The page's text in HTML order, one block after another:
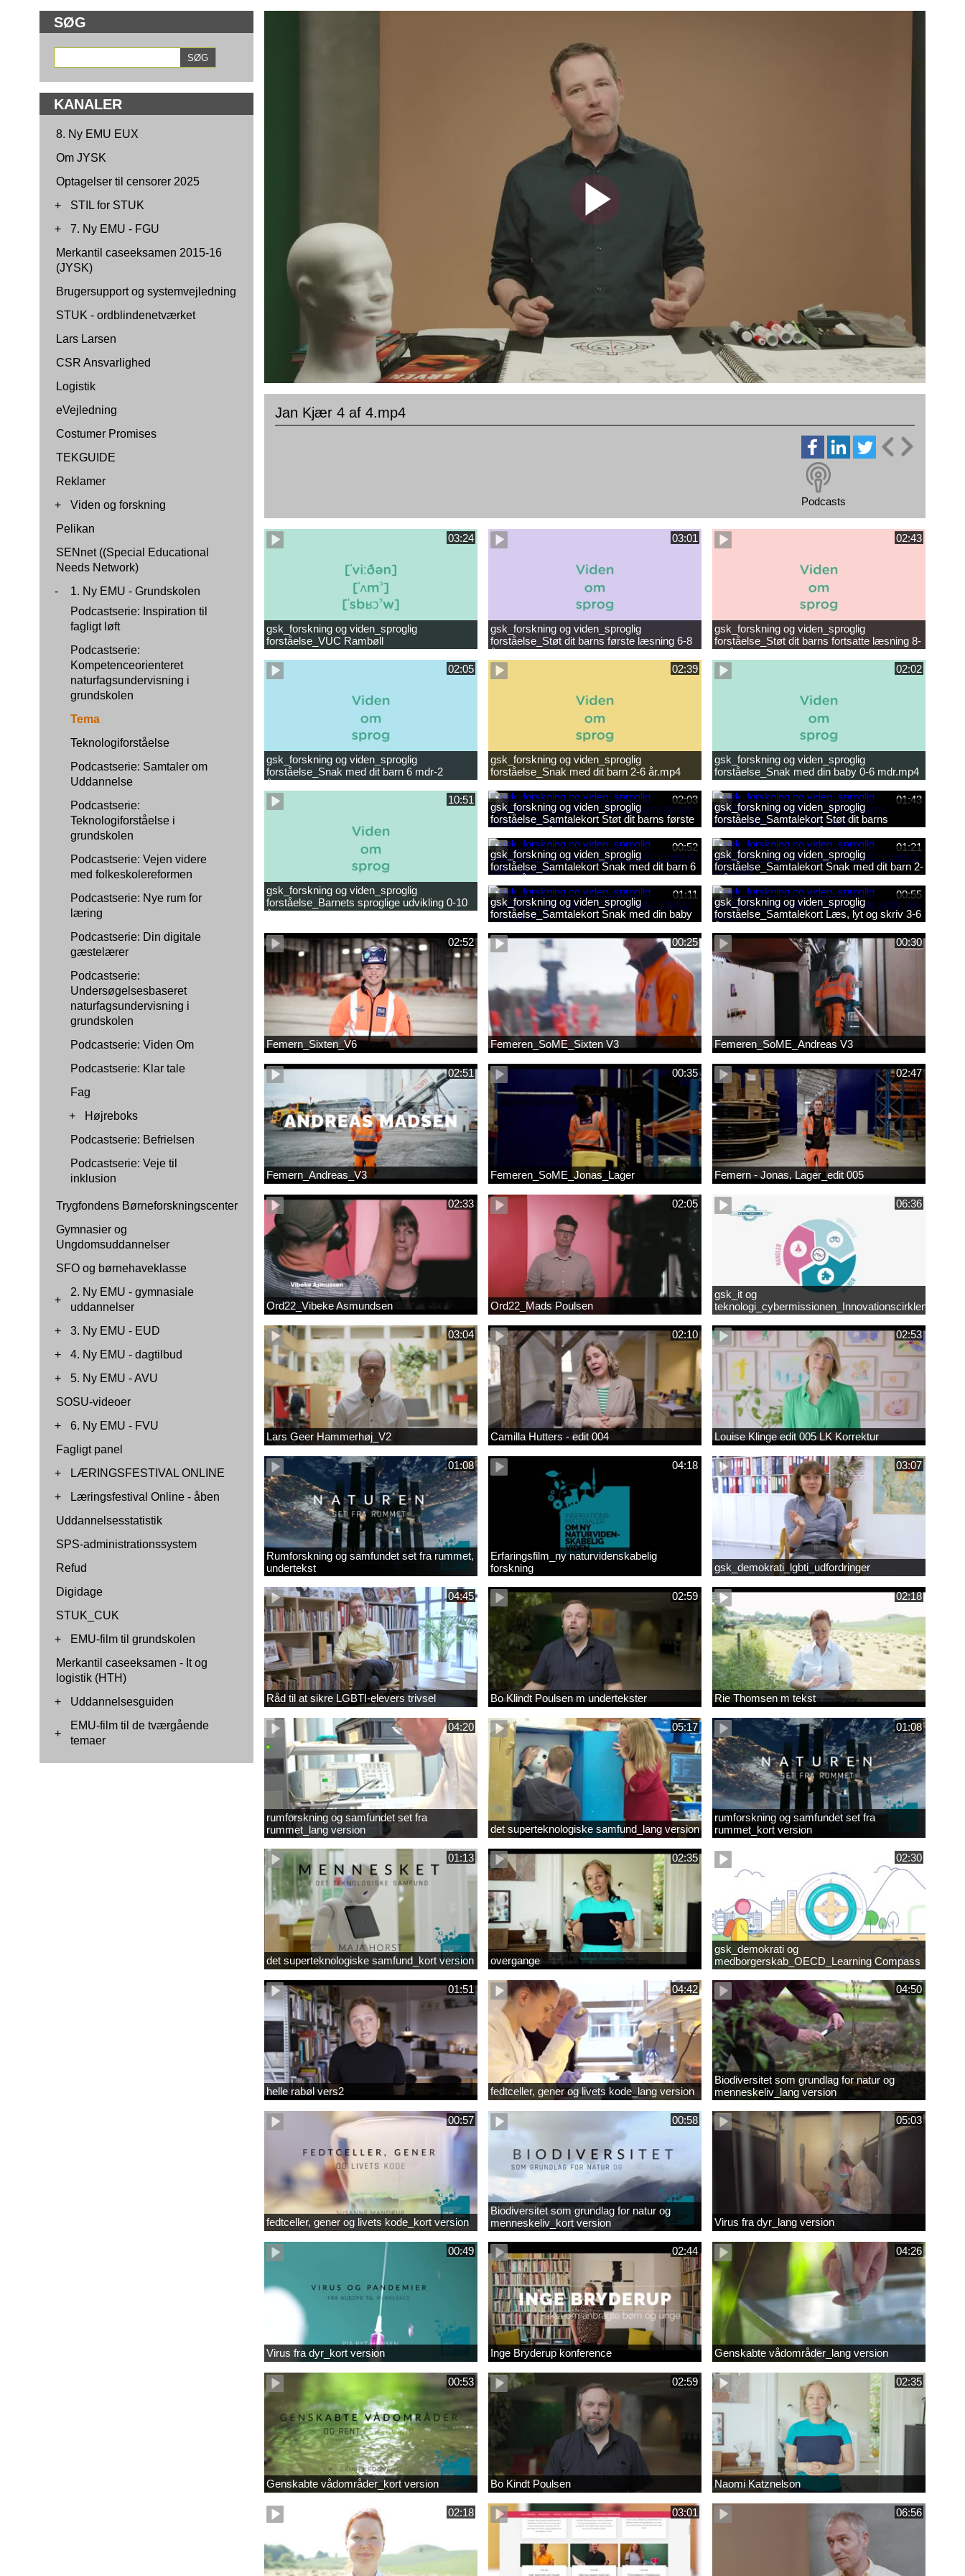
SØG
KANALER
8. Ny EMU EUX
Om JYSK
Optagelser til censorer 2025
+
STIL for STUK
+
7. Ny EMU - FGU
Merkantil caseeksamen 2015-16
(JYSK)
Brugersupport og systemvejledning
STUK - ordblindenetværket
Lars Larsen
CSR Ansvarlighed
Logistik
eVejledning
Costumer Promises
TEKGUIDE
Reklamer
+
Viden og forskning
Pelikan
SENnet ((Special Educational
Needs Network)
-
1. Ny EMU - Grundskolen
Podcastserie: Inspiration til
fagligt løft
Podcastserie:
Kompetenceorienteret
naturfagsundervisning i
grundskolen
Tema
Teknologiforståelse
Podcastserie: Samtaler om
Uddannelse
Podcastserie:
Teknologiforståelse i
grundskolen
Podcastserie: Vejen videre
med folkeskolereformen
Podcastserie: Nye rum for
læring
Podcastserie: Din digitale
gæstelærer
Podcastserie:
Undersøgelsesbaseret
naturfagsundervisning i
grundskolen
Podcastserie: Viden Om
Podcastserie: Klar tale
Fag
+
Højreboks
Podcastserie: Befrielsen
Podcastserie: Veje til
inklusion
Trygfondens Børneforskningscenter
Gymnasier og
Ungdomsuddannelser
SFO og børnehaveklasse
+
2. Ny EMU - gymnasiale
uddannelser
+
3. Ny EMU - EUD
+
4. Ny EMU - dagtilbud
+
5. Ny EMU - AVU
SOSU-videoer
+
6. Ny EMU - FVU
Fagligt panel
+
LÆRINGSFESTIVAL ONLINE
+
Læringsfestival Online - åben
Uddannelsesstatistik
SPS-administrationssystem
Refud
Digidage
STUK_CUK
+
EMU-film til grundskolen
Merkantil caseeksamen - It og
logistik (HTH)
+
Uddannelsesguiden
+
EMU-film til de tværgående
temaer
Jan Kjær 4 af 4.mp4
Podcasts
03:24
gsk_forskning og viden_sproglig
forståelse_VUC Rambøll
læsevanskeligheder.mp4
03:01
gsk_forskning og viden_sproglig
forståelse_Støt dit barns første læsning 6-8
år.mp4
02:43
gsk_forskning og viden_sproglig
forståelse_Støt dit barns fortsatte læsning 8-
10 år.mp4
02:05
gsk_forskning og viden_sproglig
forståelse_Snak med dit barn 6 mdr-2
år.mp4
02:39
gsk_forskning og viden_sproglig
forståelse_Snak med dit barn 2-6 år.mp4
02:02
gsk_forskning og viden_sproglig
forståelse_Snak med din baby 0-6 mdr.mp4
10:51
gsk_forskning og viden_sproglig
forståelse_Barnets sproglige udvikling 0-10
år_samlet film.mp4
02:03
gsk_forskning og viden_sproglig
forståelse_Samtalekort Støt dit barns første
læsning 6-8 år.mp3
01:43
gsk_forskning og viden_sproglig
forståelse_Samtalekort Støt dit barns
fortsatte læsning 8-10 år.mp3
00:52
gsk_forskning og viden_sproglig
forståelse_Samtalekort Snak med dit barn 6
mdr-2 år.mp3
01:21
gsk_forskning og viden_sproglig
forståelse_Samtalekort Snak med dit barn 2-
6 år.mp3
01:11
gsk_forskning og viden_sproglig
forståelse_Samtalekort Snak med din baby
0-6 mdr.mp3
00:55
gsk_forskning og viden_sproglig
forståelse_Samtalekort Læs, lyt og skriv 3-6
år.mp3
02:52
Femern_Sixten_V6
00:25
Femeren_SoME_Sixten V3
00:30
Femeren_SoME_Andreas V3
02:51
Femern_Andreas_V3
00:35
Femeren_SoME_Jonas_Lager
02:47
Femern - Jonas, Lager_edit 005
02:33
Ord22_Vibeke Asmundsen
02:05
Ord22_Mads Poulsen
06:36
gsk_it og
teknologi_cybermissionen_Innovationscirklen
03:04
Lars Geer Hammerhøj_V2
02:10
Camilla Hutters - edit 004
02:53
Louise Klinge edit 005 LK Korrektur
01:08
Rumforskning og samfundet set fra rummet,
undertekst
04:18
Erfaringsfilm_ny naturvidenskabelig
forskning
03:07
gsk_demokrati_lgbti_udfordringer
04:45
Råd til at sikre LGBTI-elevers trivsel
02:59
Bo Klindt Poulsen m undertekster
02:18
Rie Thomsen m tekst
04:20
rumforskning og samfundet set fra
rummet_lang version
05:17
det superteknologiske samfund_lang version
01:08
rumforskning og samfundet set fra
rummet_kort version
01:13
det superteknologiske samfund_kort version
02:35
overgange
02:30
gsk_demokrati og
medborgerskab_OECD_Learning Compass
2030
01:51
helle rabøl vers2
04:42
fedtceller, gener og livets kode_lang version
04:50
Biodiversitet som grundlag for natur og
menneskeliv_lang version
00:57
fedtceller, gener og livets kode_kort version
00:58
Biodiversitet som grundlag for natur og
menneskeliv_kort version
05:03
Virus fra dyr_lang version
00:49
Virus fra dyr_kort version
02:44
Inge Bryderup konference
04:26
Genskabte vådområder_lang version
00:53
Genskabte vådområder_kort version
02:59
Bo Kindt Poulsen
02:35
Naomi Katznelson
02:18 03:01 06:56